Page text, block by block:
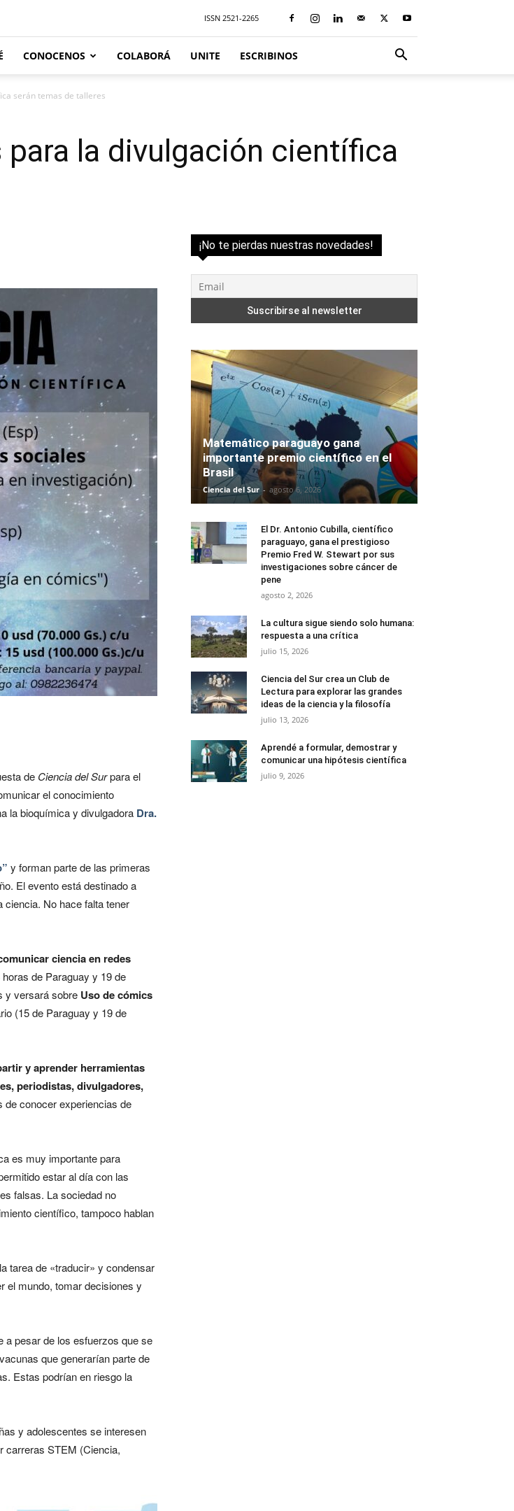
ISSN 2521-2265
CONOCENOS COLABORÁ UNITE ESCRIBINOS
serán temas de talleres
la divulgación científica
de Ciencia del Surpara el
el conocimiento
la bioquímica y divulgadora Dra.
y forman parte de las primeras
El evento está destinado a
No hace falta tener
ciencia en redes
de Paraguay y 19 de
y versará sobre Uso de cómics
(15 de Paraguay y 19 de
y aprender herramientas
periodistas, divulgadores,
de conocer experiencias de
es muy importante para
estar al día con las
falsas. La sociedad no
científico, tampoco hablan
tarea de «traducir» y condensar
el mundo, tomar decisiones y
a pesar de los esfuerzos que se
que generarían parte de
Estas podrían en riesgo la
y adolescentes se interesen
carreras STEM (Ciencia,
¡No te pierdas nuestras novedades!
Matemático paraguayo gana
importante premio científico en el
Brasil
Ciencia del Sur - agosto 6, 2026
El Dr. Antonio Cubilla, científico
paraguayo, gana el prestigioso
Premio Fred W. Stewart por sus
investigaciones sobre cáncer de
pene
agosto 2, 2026
La cultura sigue siendo solo humana:
respuesta a una crítica
julio 15, 2026
Ciencia del Sur crea un Club de
Lectura para explorar las grandes
ideas de la ciencia y la filosofía
julio 13, 2026
Aprendé a formular, demostrar y
comunicar una hipótesis científica
julio 9, 2026